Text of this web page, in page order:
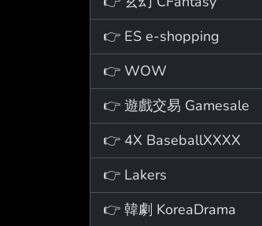
👉 ES e-shopping
👉 WOW
👉 遊戲交易 Gamesale
👉 4X BaseballXXXX
👉 Lakers
👉 韓劇 KoreaDrama